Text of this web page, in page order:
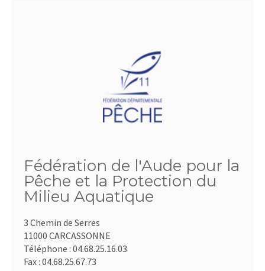
Fédération de l'Aude pour la
Pêche et la Protection du
Milieu Aquatique
3 Chemin de Serres
11000 CARCASSONNE
Téléphone : 04.68.25.16.03
Fax : 04.68.25.67.73